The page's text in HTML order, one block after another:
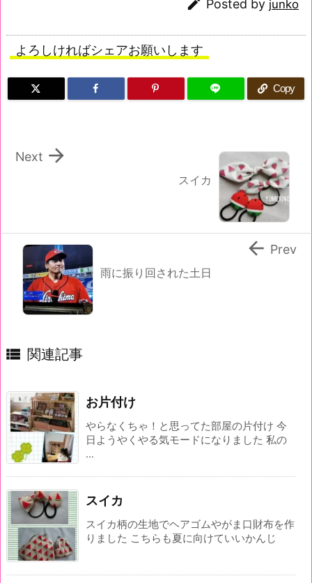
 Posted by junko
よろしければシェアお願いします
Copy
スイカ

Next
雨に振り回された土日
 Prev
 関連記事
お片付け
やらなくちゃ！と思ってた部屋の片付け 今
日ようやくやる気モードになりました 私の
...
スイカ
スイカ柄の生地でヘアゴムやがま口財布を作
りました こちらも夏に向けていいかんじ